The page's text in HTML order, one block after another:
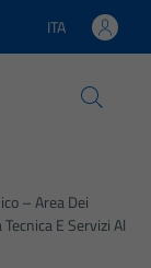
Lingua attiva:
ITA
– Area Dei
E Servizi Al